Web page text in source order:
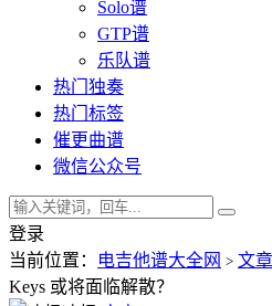
Solo谱
GTP谱
乐队谱
热门独奏
热门标签
催更曲谱
微信公众号
登录
当前位置：
电吉他谱大全网 > 文章
Keys 或将面临解散？